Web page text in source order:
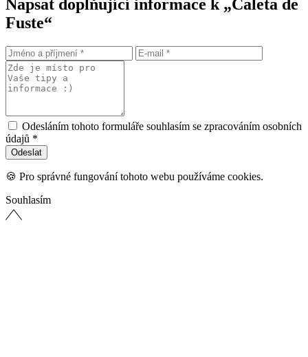
Napsat doplňující informace k „Caleta de
Fuste“
Odesláním tohoto formuláře souhlasím se zpracováním osobních
údajů *
🍪 Pro správné fungování tohoto webu používáme cookies.
Souhlasím